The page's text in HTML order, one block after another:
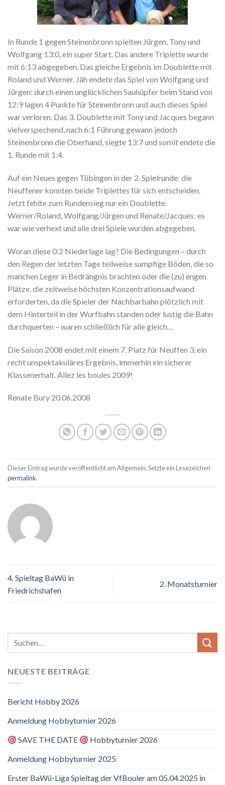
In Runde 1 gegen Steinenbronn spielten Jürgen, Tony und
Wolfgang 13:0, ein super Start. Das andere Triplette wurde
mit 6:13 abgegeben. Das gleiche Ergebnis im Doublette mit
Roland und Werner. Jäh endete das Spiel von Wolfgang und
Jürgen: durch einen unglücklichen Sauhüpfer beim Stand von
12:9 lagen 4 Punkte für Steinenbronn und auch dieses Spiel
war verloren. Das 3. Doublette mit Tony und Jacques begann
vielverspechend, nach 6:1 Führung gewann jedoch
Steinenbronn die Oberhand, siegte 13:7 und somit endete die
1. Runde mit 1:4.
Auf ein Neues gegen Tübingen in der 2. Spielrunde: die
Neuffener konnten beide Triplettes für sich entscheiden.
Jetzt fehlte zum Rundensieg nur ein Doublette.
Werner/Roland, Wolfgang/Jürgen und Renate/Jacques: es
war wie verhext und alle drei Spiele wurden abgegeben.
Woran diese 0:2 Niederlage lag? Die Bedingungen – durch
den Regen der letzten Tage teilweise sumpfige Böden, die so
manchen Leger in Bedrängnis brachten oder die (zu) engen
Plätze, die zeitweise höchsten Konzentrationsaufwand
erforderten, da die Spieler der Nachbarbahn plötzlich mit
dem Hinterteil in der Wurfbahn standen oder lustig die Bahn
durchquerten – waren schließlich für alle gleich…
Die Saison 2008 endet mit einem 7. Platz für Neuffen 3, ein
recht unspektakuläres Ergebnis, immerhin ein sicherer
Klassenerhalt. Allez les boules 2009!
Renate Bury 20.06.2008
Dieser Eintrag wurde veröffentlicht am Allgemein. Setzte ein Lesezeichen
permalink.
4. Spieltag BaWü in
Friedrichshafen
2. Monatsturnier
NEUESTE BEITRÄGE
Bericht Hobby 2026
Anmeldung Hobbyturnier 2026
SAVE THE DATE
Hobbyturnier 2026
Anmeldung Hobbyturnier 2025
Erster BaWü-Liga Spieltag der VfBouler am 05.04.2025 in